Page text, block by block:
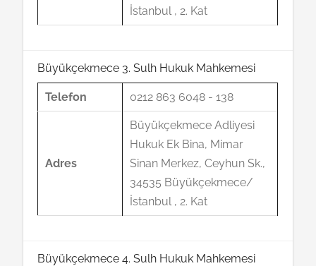
İstanbul , 2. Kat
Büyükçekmece 3. Sulh Hukuk Mahkemesi
Telefon 0212 863 6048 - 138
Adres
Büyükçekmece Adliyesi
Hukuk Ek Bina, Mimar
Sinan Merkez, Ceyhun Sk.,
34535 Büyükçekmece/
İstanbul , 2. Kat
Büyükçekmece 4. Sulh Hukuk Mahkemesi